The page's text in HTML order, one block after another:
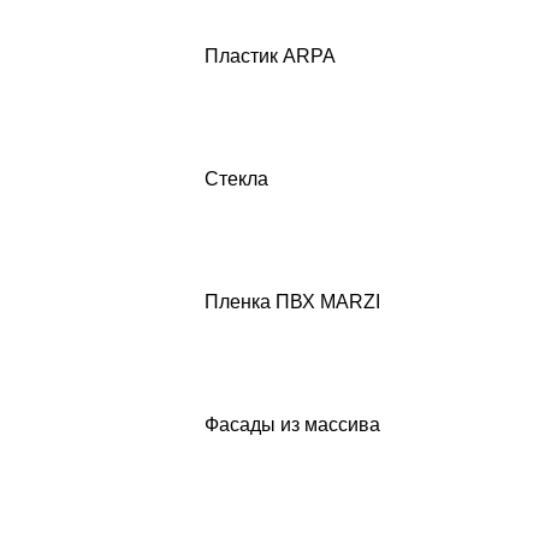
Пластик ARPA
Стекла
Пленка ПВХ MARZI
Фасады из массива